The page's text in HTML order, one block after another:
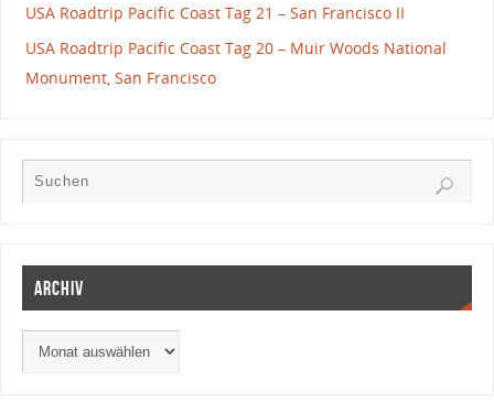
USA Roadtrip Pacific Coast Tag 21 – San Francisco II
USA Roadtrip Pacific Coast Tag 20 – Muir Woods National
Monument, San Francisco
Archiv